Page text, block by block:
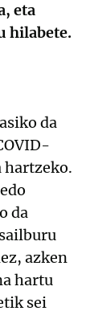
eta
hilabete.
da
hartzeko.
da
azken
hartu
sei